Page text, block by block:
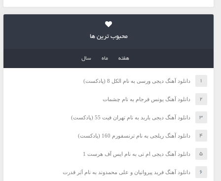
محبوب ترین ها
هفته ماه سال
دانلود آهنگ دیجی ورسی به نام الکل 8 (پادکست)
دانلود آهنگ یونس فرجام به نام چشمات
دانلود آهنگ دیجی باربد به نام تهران فیت 55 (پادکست)
دانلود آهنگ ریلجی به نام ترنسفورم 160 (پادکست)
دانلود آهنگ دیجی ام تی به نام ایس آف هرست 1
دانلود آهنگ فرید پیروانیان و علی محمدوند به نام اَبَر قدرت